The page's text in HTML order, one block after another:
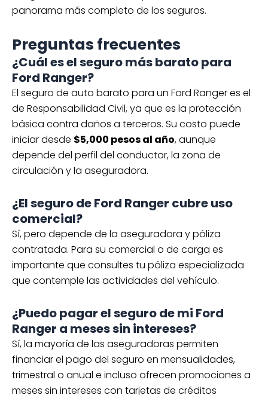
panorama más completo de los seguros.
Preguntas frecuentes
¿Cuál es el seguro más barato para
Ford Ranger?
El seguro de auto barato para un Ford Ranger es el
de Responsabilidad Civil, ya que es la protección
básica contra daños a terceros. Su costo puede
iniciar desde $5,000 pesos al año, aunque
depende del perfil del conductor, la zona de
circulación y la aseguradora.
¿El seguro de Ford Ranger cubre uso
comercial?
Sí, pero depende de la aseguradora y póliza
contratada. Para su comercial o de carga es
importante que consultes tu póliza especializada
que contemple las actividades del vehículo.
¿Puedo pagar el seguro de mi Ford
Ranger a meses sin intereses?
Sí, la mayoría de las aseguradoras permiten
financiar el pago del seguro en mensualidades,
trimestral o anual e incluso ofrecen promociones a
meses sin intereses con tarjetas de créditos